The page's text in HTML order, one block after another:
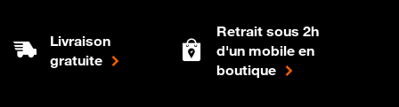
Livraison
gratuite
Retrait sous 2h
d'un mobile en
boutique